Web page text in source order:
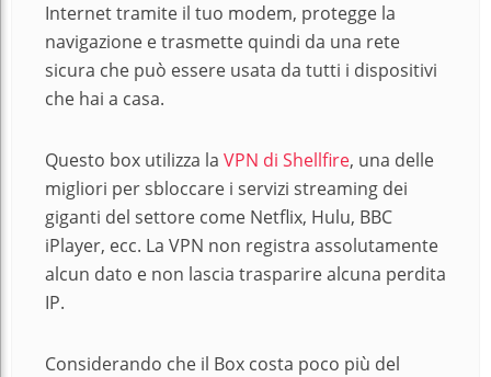
Internet tramite il tuo modem, protegge la
navigazione e trasmette quindi da una rete
sicura che può essere usata da tutti i dispositivi
che hai a casa.
Questo box utilizza la VPN di Shellfire, una delle
migliori per sbloccare i servizi streaming dei
giganti del settore come Netflix, Hulu, BBC
iPlayer, ecc. La VPN non registra assolutamente
alcun dato e non lascia trasparire alcuna perdita
IP.
Considerando che il Box costa poco più del